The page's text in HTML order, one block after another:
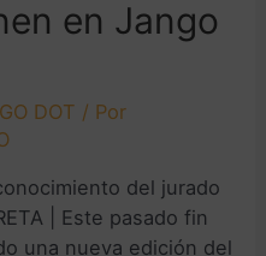
en Jango
DOT / Por
del jurado
| Este pasado fin
una nueva edición del